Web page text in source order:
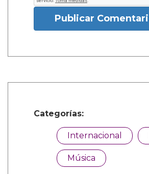
Publicar
Categorías:
Internacional
Música